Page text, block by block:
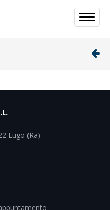
Lugo (Ra)